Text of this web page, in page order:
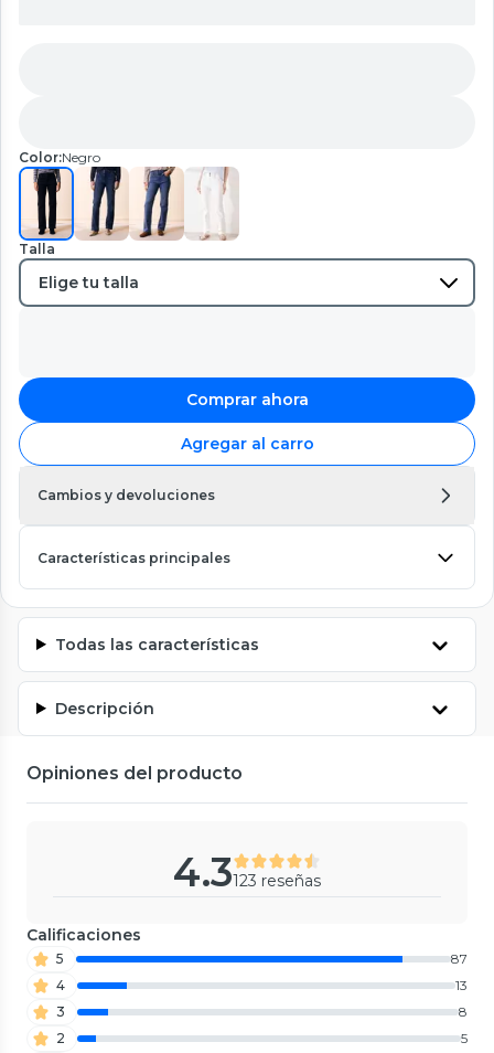
Color:Negro
Talla
Comprar ahora
Agregar al carro
Cambios y devoluciones
Características principales
Todas las características
Descripción
Opiniones del producto
4.3123 reseñas
Calificaciones
5
87
4
13
3
8
2
5